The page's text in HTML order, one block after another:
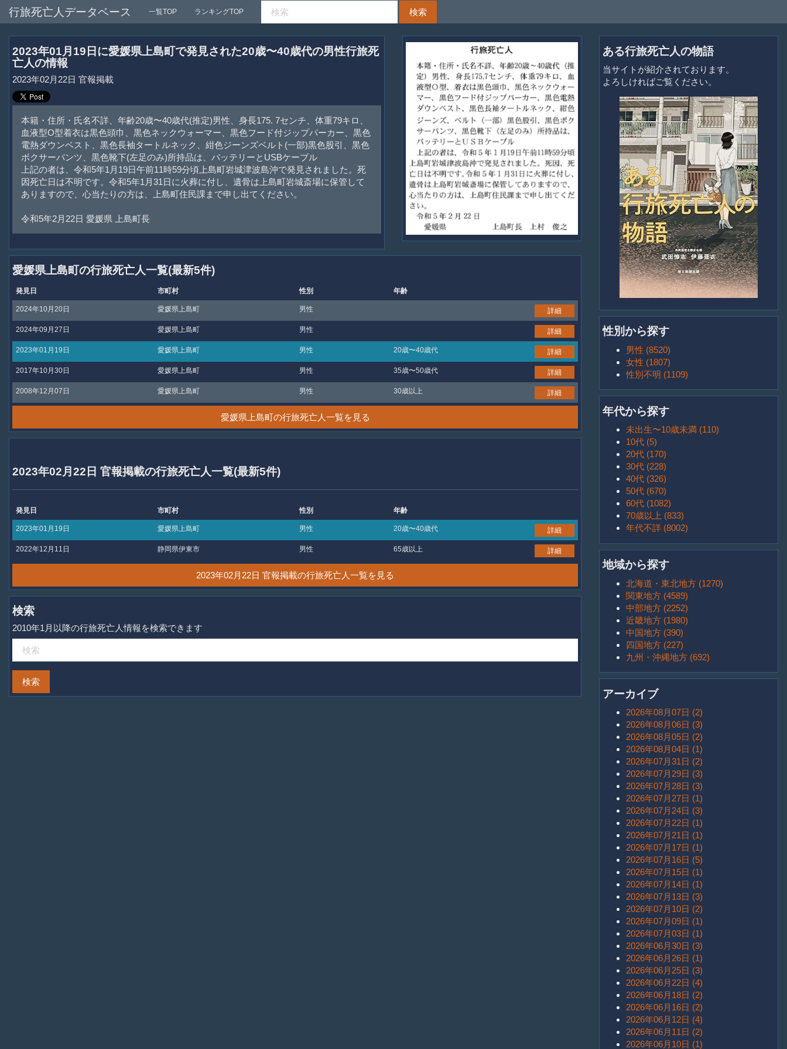
行旅死亡人データベース 一覧TOP ランキングTOP
2023年01月19日に愛媛県上島町で発見された20歳〜40歳代の男性行旅死
亡人の情報
2023年02月22日 官報掲載
本籍・住所・氏名不詳、年齢20歳〜40歳代(推定)男性、身長175. 7センチ、体重79キロ、
血液型O型着衣は黒色頭巾、黒色ネックウォーマー、黒色フード付ジップパーカー、黒色
電熱ダウンベスト、黒色長袖タートルネック、紺色ジーンズベルト(一部)黒色股引、黒色
ボクサーパンツ、黒色靴下(左足のみ)所持品は、バッテリーとUSBケーブル
上記の者は、令和5年1月19日午前11時59分頃上島町岩城津波島沖で発見されました。死
因死亡日は不明です。令和5年1月31日に火葬に付し、遺骨は上島町岩城斎場に保管して
ありますので、心当たりの方は、上島町住民課まで申し出てください。
令和5年2月22日 愛媛県 上島町長
愛媛県上島町の行旅死亡人一覧(最新5件)
発見日 市町村 性別 年齢
2024年10月20日 愛媛県上島町 男性 詳細
2024年09月27日 愛媛県上島町 男性 詳細
2023年01月19日 愛媛県上島町 男性 20歳〜40歳代 詳細
2017年10月30日 愛媛県上島町 男性 35歳〜50歳代 詳細
2008年12月07日 愛媛県上島町 男性 30歳以上 詳細
愛媛県上島町の行旅死亡人一覧を見る
2023年02月22日 官報掲載の行旅死亡人一覧(最新5件)
発見日 市町村 性別 年齢
2023年01月19日 愛媛県上島町 男性 20歳〜40歳代 詳細
2022年12月11日 静岡県伊東市 男性 65歳以上 詳細
2023年02月22日 官報掲載の行旅死亡人一覧を見る
検索
2010年1月以降の行旅死亡人情報を検索できます
ある行旅死亡人の物語
当サイトが紹介されております。
よろしければご覧ください。
性別から探す
男性 (8520)
女性 (1807)
性別不明 (1109)
年代から探す
未出生〜10歳未満 (110)
10代 (5)
20代 (170)
30代 (228)
40代 (326)
50代 (670)
60代 (1082)
70歳以上 (833)
年代不詳 (8002)
地域から探す
北海道・東北地方 (1270)
関東地方 (4589)
中部地方 (2252)
近畿地方 (1980)
中国地方 (390)
四国地方 (227)
九州・沖縄地方 (692)
アーカイブ
2026年08月07日 (2)
2026年08月06日 (3)
2026年08月05日 (2)
2026年08月04日 (1)
2026年07月31日 (2)
2026年07月29日 (3)
2026年07月28日 (3)
2026年07月27日 (1)
2026年07月24日 (3)
2026年07月22日 (1)
2026年07月21日 (1)
2026年07月17日 (1)
2026年07月16日 (5)
2026年07月15日 (1)
2026年07月14日 (1)
2026年07月13日 (3)
2026年07月10日 (2)
2026年07月09日 (1)
2026年07月03日 (1)
2026年06月30日 (3)
2026年06月26日 (1)
2026年06月25日 (3)
2026年06月22日 (4)
2026年06月18日 (2)
2026年06月16日 (2)
2026年06月12日 (4)
2026年06月11日 (2)
2026年06月10日 (1)